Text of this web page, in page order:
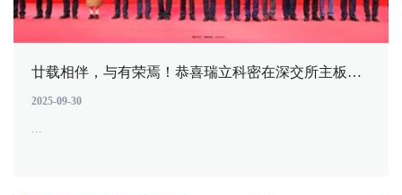
廿载相伴，与有荣焉！恭喜瑞立科密在深交所主板成功上市！
2025-09-30